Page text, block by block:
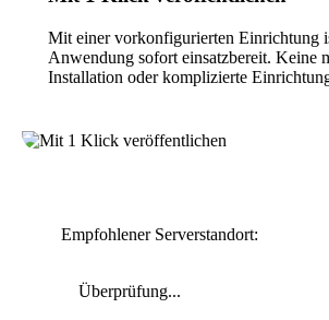
Mit einer vorkonfigurierten Einrichtung
Anwendung sofort einsatzbereit. Keine
Installation oder komplizierte
Empfohlener Serverstandort:
Überprüfung...